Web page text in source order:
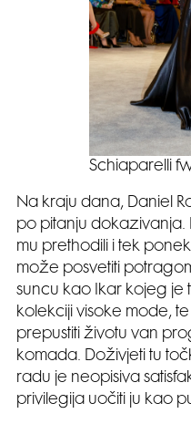
Schiaparelli
Na kraju dana, Daniel
po pitanju dokazivanja.
mu prethodili i tek
može posvetiti
suncu kao Ikar kojeg je
kolekciji visoke mode, te
prepustiti životu van
komada. Doživjeti tu
radu je neopisiva
privilegija uočiti ju kao